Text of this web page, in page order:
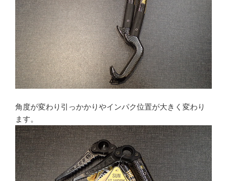
角度が変わり引っかかりやインパク位置が大きく変わり
ます。